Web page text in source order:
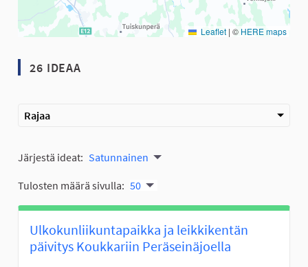
Leaflet | © HERE maps
26 IDEAA
Rajaa
Järjestä ideat: Satunnainen
Tulosten määrä sivulla: 50
Ulkokunliikuntapaikka ja leikkikentän
päivitys Koukkariin Peräseinäjoella